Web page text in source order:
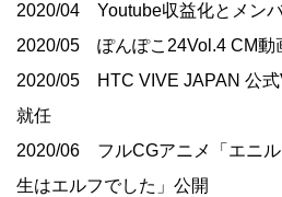
2020/04 Youtube収益化とメン
2020/05 ぽんぽこ24Vol.4 CM動
2020/05 HTC VIVE JAPAN 公式
就任
2020/06 フルCGアニメ「エニル
生はエルフでした」公開